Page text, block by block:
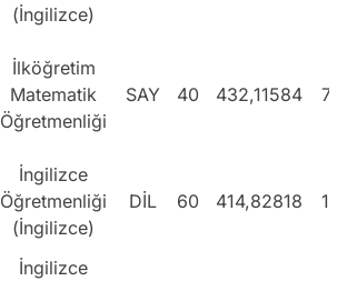
(İngilizce)
İlköğretim
Matematik
Öğretmenliği
SAY 40 432,11584
İngilizce
Öğretmenliği
(İngilizce)
DİL 60 414,82818
İngilizce